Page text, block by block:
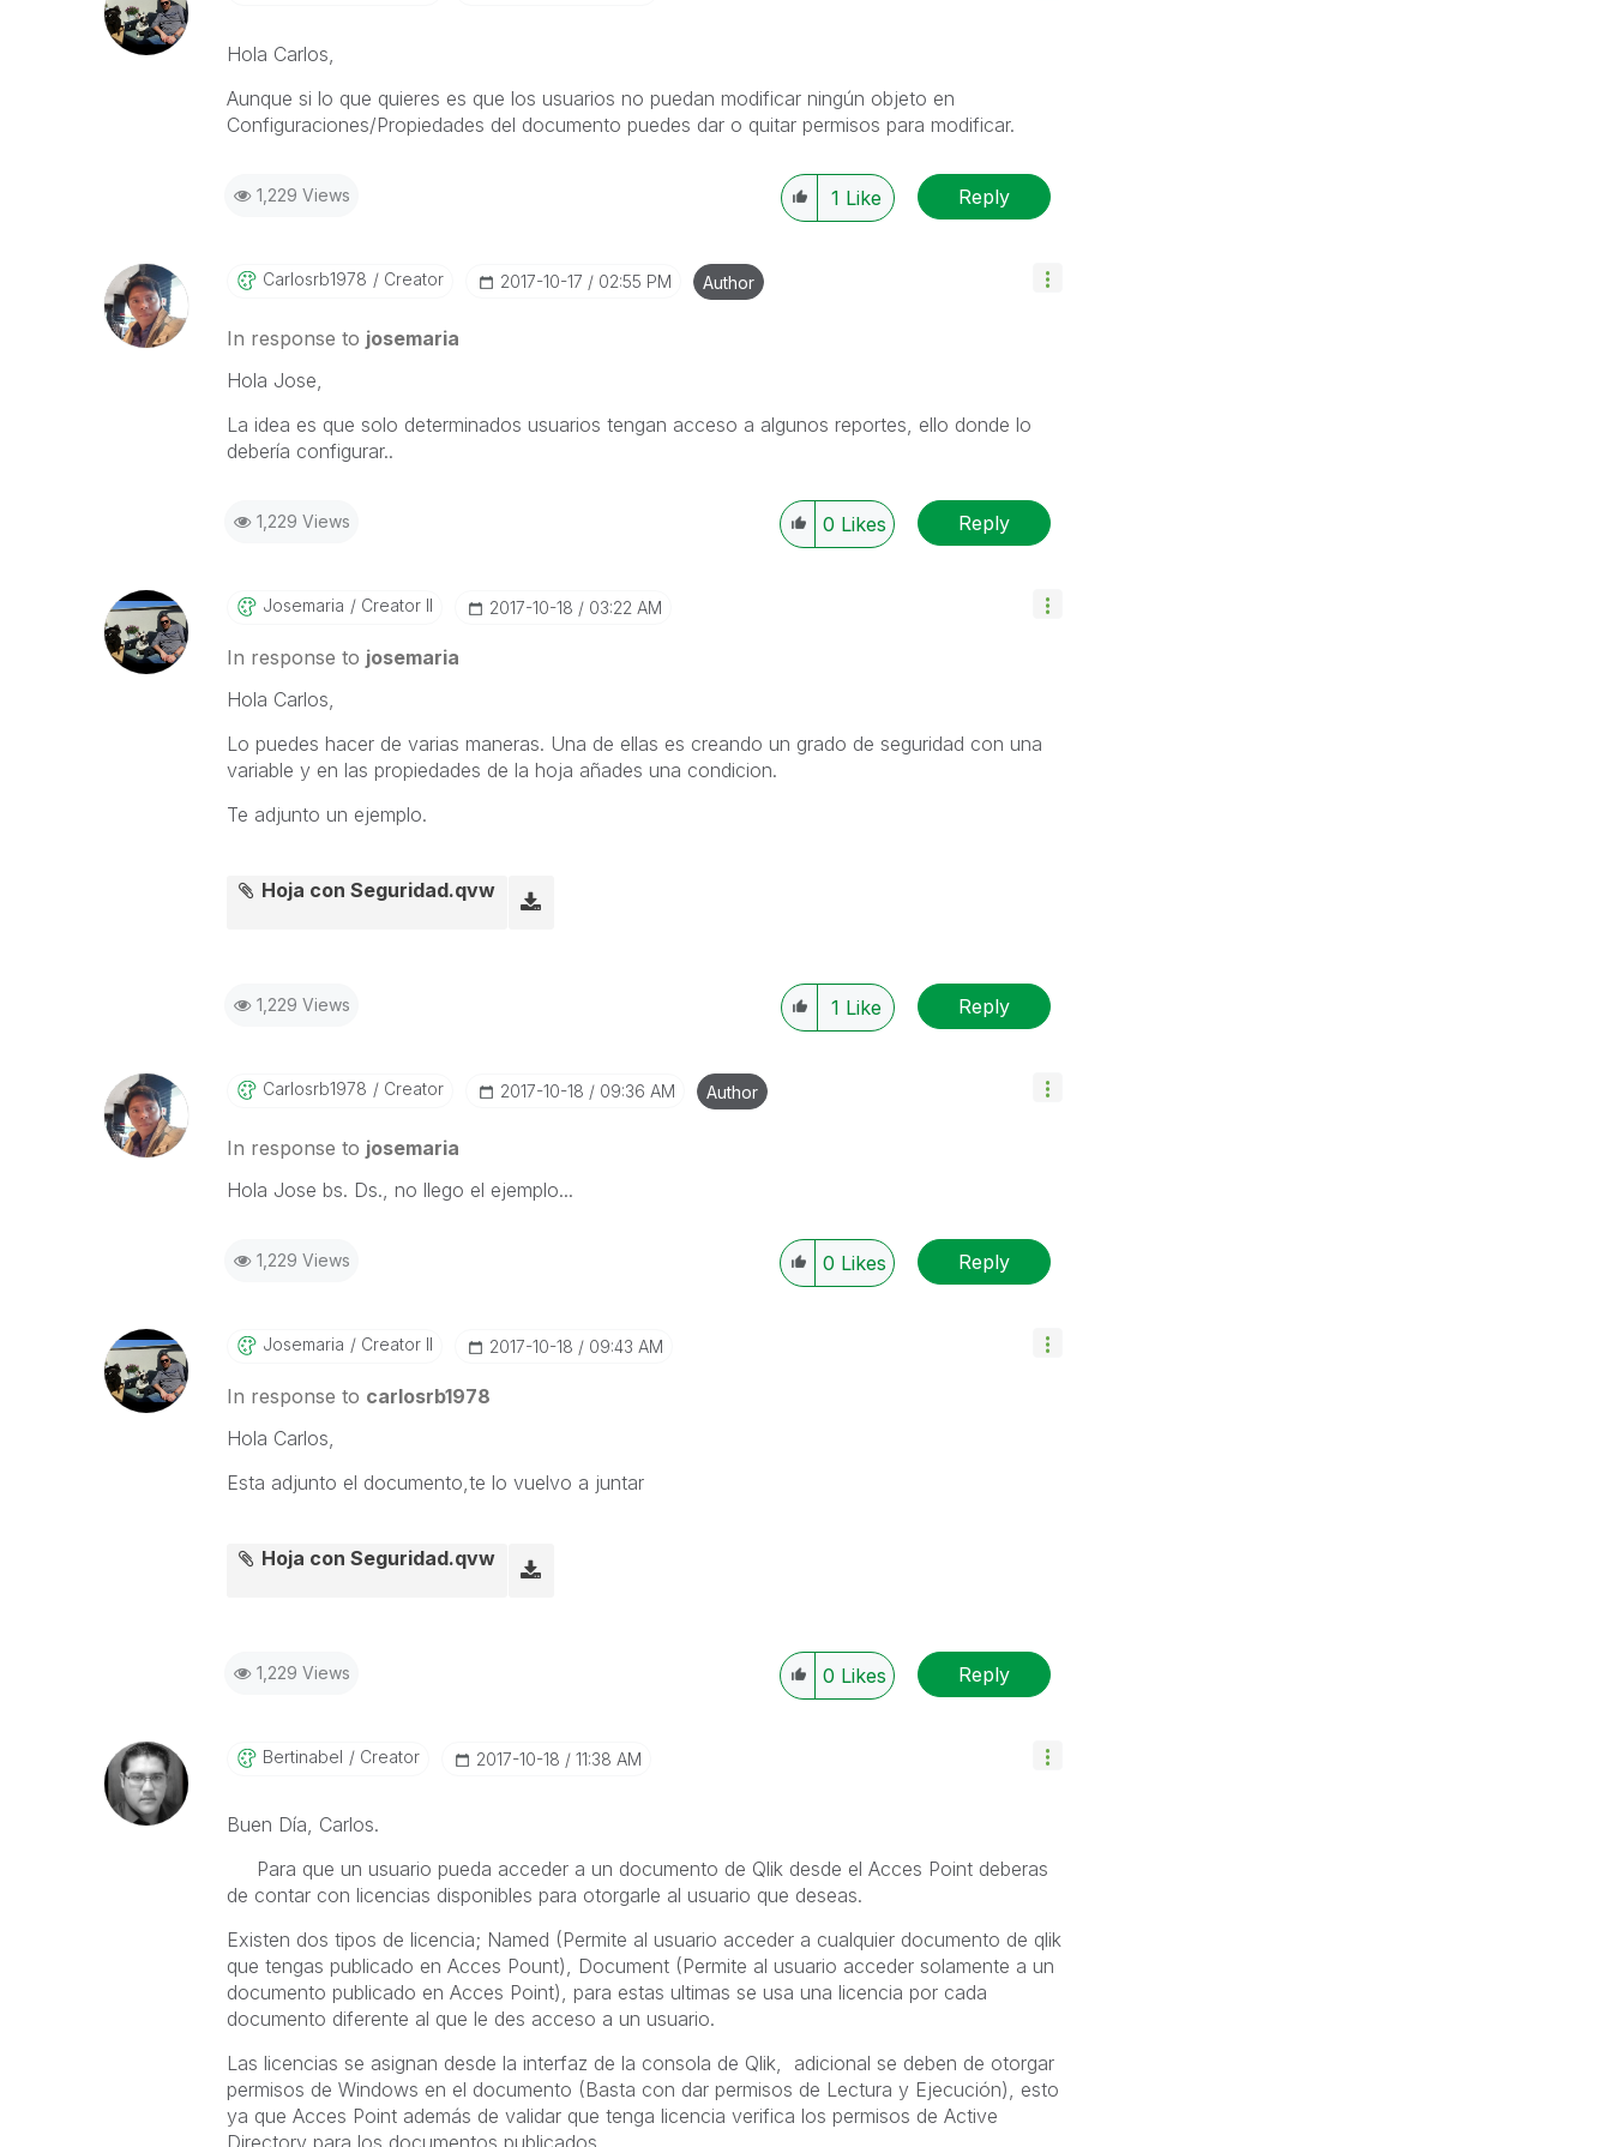
Hola Carlos,
Aunque si lo que quieres es que los usuarios no puedan modificar ningún objeto en
Configuraciones/Propiedades del documento puedes dar o quitar permisos para modificar.
1,229 Views 1 Like Reply
Carlosrb1978 Creator ‎2017-10-17 02:55 PM Author
In response to josemaria
Hola Jose,
La idea es que solo determinados usuarios tengan acceso a algunos reportes, ello donde lo
debería configurar..
1,229 Views 0 Likes Reply
Josemaria Creator II ‎2017-10-18 03:22 AM
In response to josemaria
Hola Carlos,
Lo puedes hacer de varias maneras. Una de ellas es creando un grado de seguridad con una
variable y en las propiedades de la hoja añades una condicion.
Te adjunto un ejemplo.
Hoja con Seguridad.qvw
1,229 Views 1 Like Reply
Carlosrb1978 Creator ‎2017-10-18 09:36 AM Author
In response to josemaria
Hola Jose bs. Ds., no llego el ejemplo...
1,229 Views 0 Likes Reply
Josemaria Creator II ‎2017-10-18 09:43 AM
In response to carlosrb1978
Hola Carlos,
Esta adjunto el documento,te lo vuelvo a juntar
Hoja con Seguridad.qvw
1,229 Views 0 Likes Reply
Bertinabel Creator ‎2017-10-18 11:38 AM
Buen Día, Carlos.
Para que un usuario pueda acceder a un documento de Qlik desde el Acces Point deberas
de contar con licencias disponibles para otorgarle al usuario que deseas.
Existen dos tipos de licencia; Named (Permite al usuario acceder a cualquier documento de qlik
que tengas publicado en Acces Pount), Document (Permite al usuario acceder solamente a un
documento publicado en Acces Point), para estas ultimas se usa una licencia por cada
documento diferente al que le des acceso a un usuario.
Las licencias se asignan desde la interfaz de la consola de Qlik, adicional se deben de otorgar
permisos de Windows en el documento (Basta con dar permisos de Lectura y Ejecución), esto
ya que Acces Point además de validar que tenga licencia verifica los permisos de Active
Directory para los documentos publicados.